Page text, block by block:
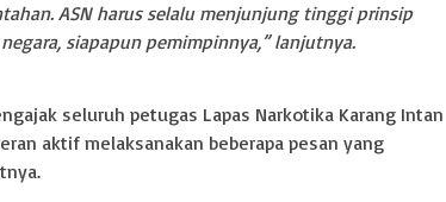
ASN harus selalu menjunjung tinggi prinsip
siapapun pemimpinnya,” lanjutnya.
seluruh petugas Lapas Narkotika Karang Intan
aktif melaksanakan beberapa pesan yang